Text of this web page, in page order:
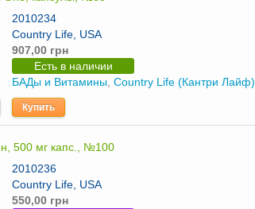
2010234
Country Life, USA
907,00 грн
Есть в наличии
БАДы и Витамины Country Life (Кантри Лайф)
Купить
500 мг капс., №100
2010236
Country Life, USA
550,00 грн